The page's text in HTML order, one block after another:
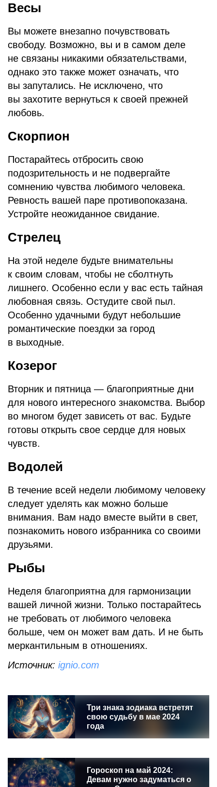
Весы
Вы можете внезапно почувствовать
свободу. Возможно, вы и в самом деле
не связаны никакими обязательствами,
однако это также может означать, что
вы запутались. Не исключено, что
вы захотите вернуться к своей прежней
любовь.
Скорпион
Постарайтесь отбросить свою
подозрительность и не подвергайте
сомнению чувства любимого человека.
Ревность вашей паре противопоказана.
Устройте неожиданное свидание.
Стрелец
На этой неделе будьте внимательны
к своим словам, чтобы не сболтнуть
лишнего. Особенно если у вас есть тайная
любовная связь. Остудите свой пыл.
Особенно удачными будут небольшие
романтические поездки за город
в выходные.
Козерог
Вторник и пятница — благоприятные дни
для нового интересного знакомства. Выбор
во многом будет зависеть от вас. Будьте
готовы открыть свое сердце для новых
чувств.
Водолей
В течение всей недели любимому человеку
следует уделять как можно больше
внимания. Вам надо вместе выйти в свет,
познакомить нового избранника со своими
друзьями.
Рыбы
Неделя благоприятна для гармонизации
вашей личной жизни. Только постарайтесь
не требовать от любимого человека
больше, чем он может вам дать. И не быть
меркантильным в отношениях.
Источник: ignio.com
Три знака зодиака встретят
свою судьбу в мае 2024
года
Гороскоп на май 2024:
Девам нужно задуматься о